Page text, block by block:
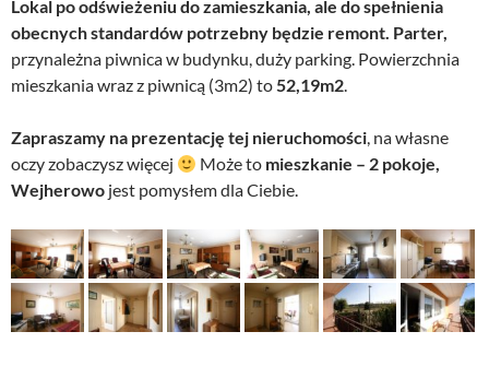
Lokal po odświeżeniu do zamieszkania, ale do spełnienia
obecnych standardów potrzebny będzie remont. Parter,
przynależna piwnica w budynku, duży parking. Powierzchnia
mieszkania wraz z piwnicą (3m2) to52,19m2.
Zapraszamy na prezentację tej nieruchomości, na własne
oczy zobaczysz więcej
Może to mieszkanie – 2 pokoje,
Wejherowo jest pomysłem dla Ciebie.